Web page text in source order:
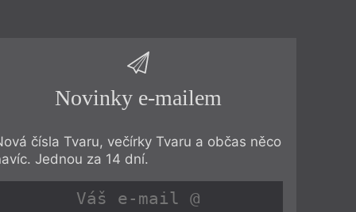
Novinky e-mailem
čísla Tvaru, večírky Tvaru a občas něco
Jednou za 14 dní.